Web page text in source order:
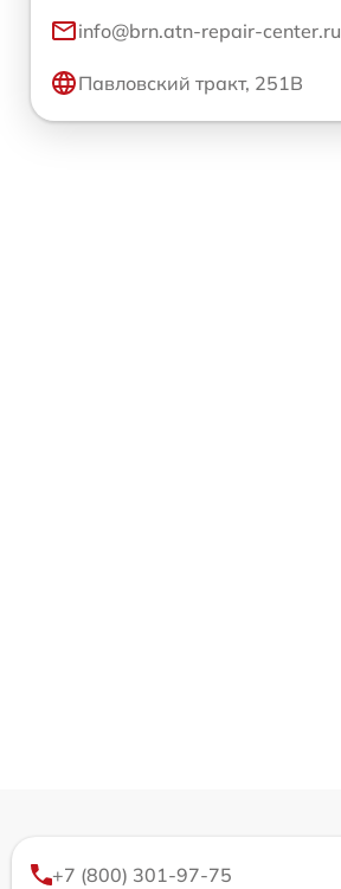
info@brn.atn-repair-center.ru
Павловский тракт, 251В
+7 (800) 301-97-75